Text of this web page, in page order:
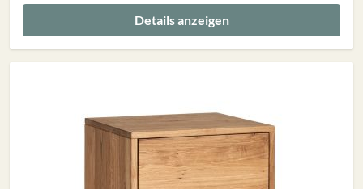
Details anzeigen